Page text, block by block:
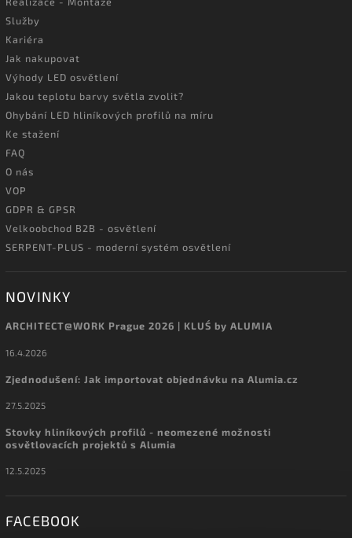
Služby
Kariéra
Jak nakupovat
Výhody LED osvětlení
Jakou teplotu barvy světla zvolit?
Ohybání LED hliníkových profilů na míru
Ke stažení
FAQ
O nás
VOP
GDPR & GPSR
Velkoobchod B2B - osvětlení
SERPENT-PLUS - moderní systém osvětlení
NOVINKY
ARCHITECT@WORK Prague 2026 | KLUŚ by ALUMIA
16.4.2026
Zjednodušení: Jak importovat objednávku na Alumia.cz
27.5.2025
Stovky hliníkových profilů - neomezené možnosti
osvětlovacích projektů s Alumia
12.5.2025
FACEBOOK